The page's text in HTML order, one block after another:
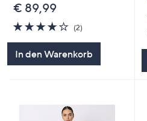
€ 89,99
4.0
von
(2)2
In den Warenkorb